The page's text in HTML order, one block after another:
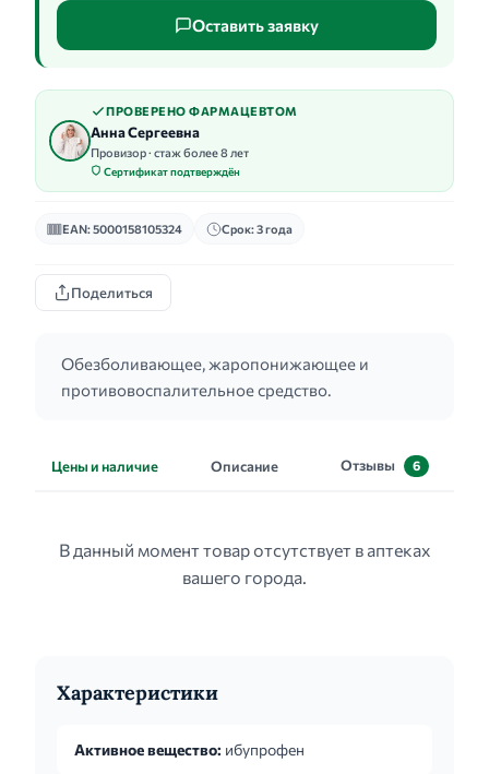
Оставить заявку
ПРОВЕРЕНО ФАРМАЦЕВТОМ
Анна Сергеевна
Провизор · стаж более 8 лет
Сертификат подтверждён
EAN: 5000158105324 Срок: 3 года
Поделиться
Обезболивающее, жаропонижающее и
противовоспалительное средство.
Цены и наличие Описание Отзывы 6
В данный момент товар отсутствует в аптеках
вашего города.
Характеристики
Активное вещество: ибупрофен